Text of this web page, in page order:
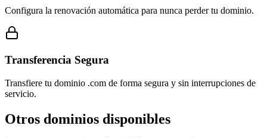
Configura la renovación automática para nunca perder tu dominio.
Transferencia Segura
Transfiere tu dominio .com de forma segura y sin interrupciones de
servicio.
Otros dominios disponibles